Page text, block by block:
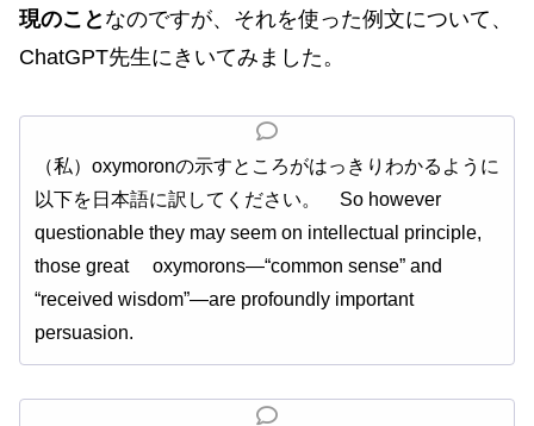
現のこと なのですが、それを使った例文について、
ChatGPT先生にきいてみました。
（私）oxymoronの示すところがはっきりわかるように
以下を日本語に訳してください。 So however
questionable they may seem on intellectual principle,
those great oxymorons—“common sense” and
“received wisdom”—are profoundly important
persuasion.